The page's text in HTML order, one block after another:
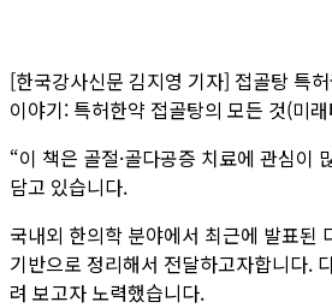
[한국강사신문 김지영 기자] 접골탕 특
이야기: 특허한약 접골탕의 모든 것(미
“이 책은 골절·골다공증 치료에 관심이
담고 있습니다.
국내외 한의학 분야에서 최근에 발표된
기반으로 정리해서 전달하고자합니다.
려 보고자 노력했습니다.